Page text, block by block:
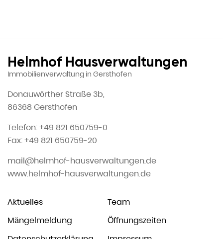
Helmhof Hausverwaltungen
Immobilienverwaltung in Gersthofen
Donauwörther Straße 3b,
86368 Gersthofen
Telefon: +49 821 650759-0
Fax: +49 821 650759-20
mail@helmhof-hausverwaltungen.de
www.helmhof-hausverwaltungen.de
Aktuelles
Team
Mängelmeldung
Öffnungszeiten